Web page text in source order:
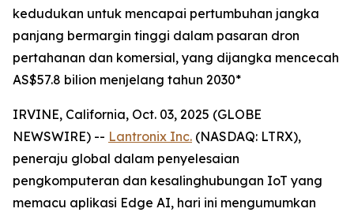
kedudukan untuk mencapai pertumbuhan jangka
panjang bermargin tinggi dalam pasaran dron
pertahanan dan komersial, yang dijangka mencecah
AS$57.8 bilion menjelang tahun 2030*
IRVINE, California, Oct. 03, 2025 (GLOBE
NEWSWIRE) -- Lantronix Inc. (NASDAQ: LTRX),
peneraju global dalam penyelesaian
pengkomputeran dan kesalinghubungan IoT yang
memacu aplikasi Edge AI, hari ini mengumumkan